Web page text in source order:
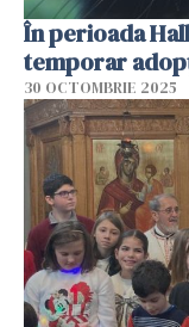
În perioada
temporar
30 OCTOMBRIE 2025